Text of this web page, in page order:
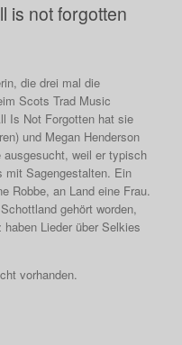
is not forgotten
die drei mal die
Scots Trad Music
Is Not Forgotten hat sie
und Megan Henderson
weil er typisch
mit Sagengestalten. Ein
Robbe, an Land eine Frau.
gehört worden,
Lieder über Selkies
vorhanden.